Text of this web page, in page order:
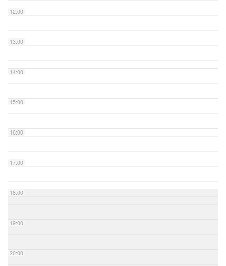
12:00
13:00
14:00
15:00
16:00
17:00
18:00
19:00
20:00